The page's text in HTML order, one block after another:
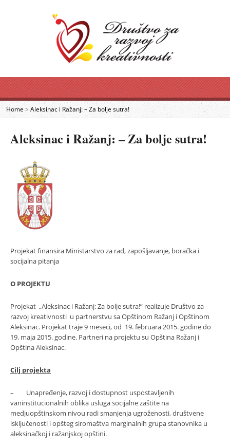
Home > Aleksinac i Ražanj: – Za bolje sutra!
Aleksinac i Ražanj: – Za bolje sutra!
Projekat finansira Ministarstvo za rad, zapošljavanje, boračka i
socijalna pitanja
O PROJEKTU
Projekat „Aleksinac i Ražanj: Za bolje sutra!” realizuje Društvo za
razvoj kreativnosti u partnerstvu sa Opštinom Ražanj i Opštinom
Aleksinac. Projekat traje 9 meseci, od 19. februara 2015. godine do
19. maja 2015. godine. Partneri na projektu su Opština Ražanj i
Opština Aleksinac.
Cilj projekta
– Unapređenje, razvoj i dostupnost uspostavljenih
vaninstitucionalnih oblika usluga socijalne zaštite na
medjuopštinskom nivou radi smanjenja ugroženosti, društvene
isključenosti i opšteg siromaštva marginalnih grupa stanovnika u
aleksinačkoj i ražanjskoj opštini.